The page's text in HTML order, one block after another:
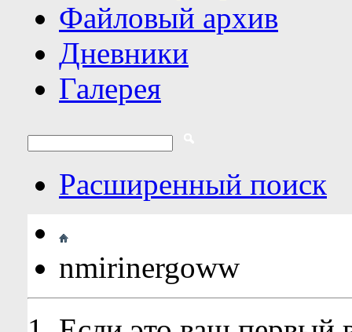
Файловый архив
Дневники
Галерея
Расширенный поиск
nmirinergoww